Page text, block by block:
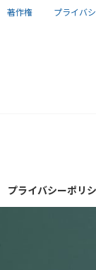
著作権 プライバ
プライバシーポリ